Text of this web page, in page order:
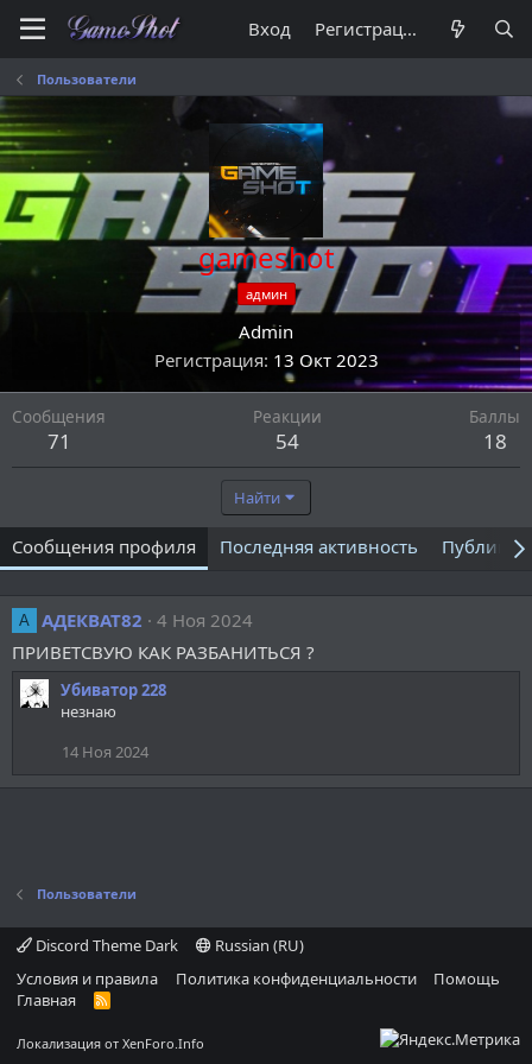
Вход Регистрация
Пользователи
gameshot
админ
Admin
Регистрация 13 Окт 2023
Сообщения
71
Реакции
54
Баллы
18
Найти
Сообщения профиля Последняя активность
А АДЕКВАТ82
4 Ноя 2024
ПРИВЕТСВУЮ КАК РАЗБАНИТЬСЯ ?
Убиватор 228
незнаю
14 Ноя 2024
Пользователи
Discord Theme Dark
Russian (RU)
Условия и правила
Политика конфиденциальности
Помощь
Главная
R
Локализация от XenForo.Info